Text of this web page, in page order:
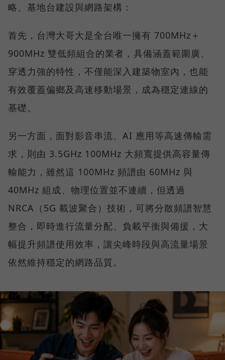
略、基地台建設與網路架構：
首先，台灣大哥大是全台唯一擁有 700MHz＋
900MHz 雙低頻組合的業者，具備涵蓋範圍廣、
穿透力強的特性，不僅能深入建築物室內，也能
有效覆蓋偏鄉及高速移動場景，成為穩定連線的
基礎。
另一方面，面對影音串流、AI 應用等高速傳輸需
求，則由 3.5GHz 100MHz 大頻寬提供高容量傳
輸能力，雖然這 100MHz 頻譜由 60MHz 與
40MHz 組成、物理位置並不連續，但透過
NRCA（5G 載波聚合）技術，可將分散頻譜智慧
整合，即時進行流量分配、負載平衡與備援，大
幅提升頻譜使用效率，讓尖峰時段與高流量場景
依然維持穩定的網路品質。